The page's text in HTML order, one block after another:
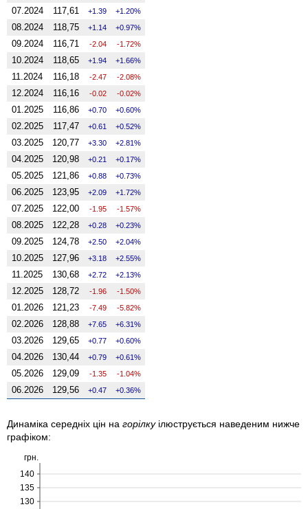
07.2024 117,61 1.39 1.20%
08.2024 118,75 1.14 0.97%
09.2024 116,71 -2.04 -1.72%
10.2024 118,65 1.94 1.66%
11.2024 116,18 -2.47 -2.08%
12.2024 116,16 -0.02 -0.02%
01.2025 116,86 0.70 0.60%
02.2025 117,47 0.61 0.52%
03.2025 120,77 3.30 2.81%
04.2025 120,98 0.21 0.17%
05.2025 121,86 0.88 0.73%
06.2025 123,95 2.09 1.72%
07.2025 122,00 -1.95 -1.57%
08.2025 122,28 0.28 0.23%
09.2025 124,78 2.50 2.04%
10.2025 127,96 3.18 2.55%
11.2025 130,68 2.72 2.13%
12.2025 128,72 -1.96 -1.50%
01.2026 121,23 -7.49 -5.82%
02.2026 128,88 7.65 6.31%
03.2026 129,65 0.77 0.60%
04.2026 130,44 0.79 0.61%
05.2026 129,09 -1.35 -1.04%
06.2026 129,56 0.47 0.36%
Динаміка середніх цін на горілкуілюструється наведеним нижче
графіком:
130
135
140
грн.